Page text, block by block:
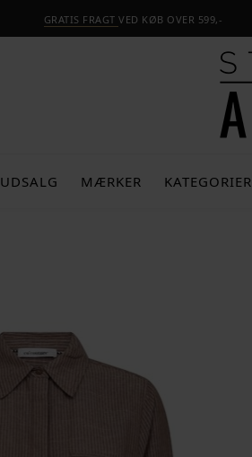
GRATIS FRAGT VED KØB OVER 599,-
UDSALG MÆRKER KATEGORIER